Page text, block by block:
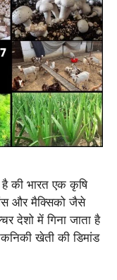
की भारत एक कृषि
और मैक्सिको जैसे
देशो में गिना जाता है
खेती की डिमांड